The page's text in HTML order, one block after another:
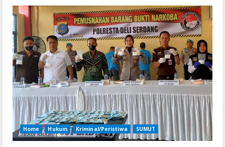
Home Hukum Kriminal/Peristiwa SUMUT